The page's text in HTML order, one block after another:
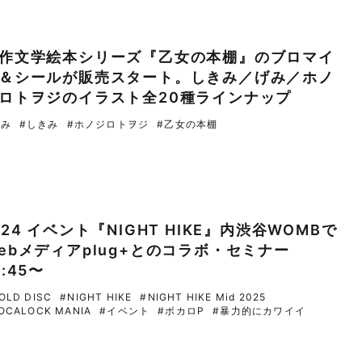
文学絵本シリーズ『乙女の本棚』のブロマイ
シールが販売スタート。しきみ／げみ／ホノ
トヲジのイラスト全20種ラインナップ
#しきみ #ホノジロトヲジ #乙女の本棚
イベント『NIGHT HIKE』内渋谷WOMBで
メディアplug+とのコラボ・セミナー
〜
DISC #NIGHT HIKE
#NIGHT HIKE Mid 2025
MANIA
#イベント #ボカロP #暴力的にカワイイ